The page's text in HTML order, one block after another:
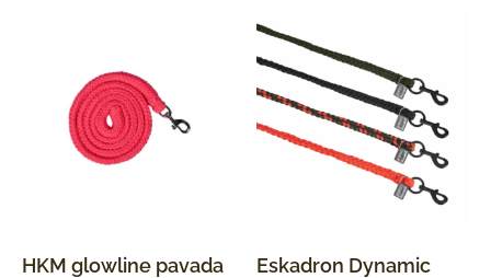
HKM glowline pavada
Eskadron Dynamic